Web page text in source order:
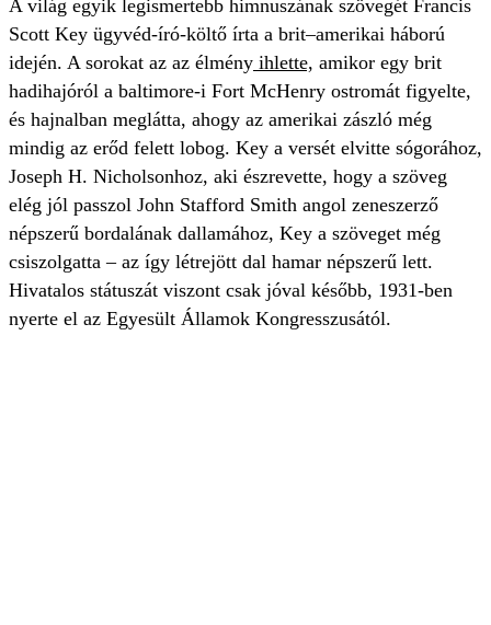
A világ egyik legismertebb himnuszának szövegét Francis
Scott Key ügyvéd-író-költő írta a brit–amerikai háború
idején. A sorokat az az élmény ihlette, amikor egy brit
hadihajóról a baltimore-i Fort McHenry ostromát figyelte,
és hajnalban meglátta, ahogy az amerikai zászló még
mindig az erőd felett lobog. Key a versét elvitte sógorához,
Joseph H. Nicholsonhoz, aki észrevette, hogy a szöveg
elég jól passzol John Stafford Smith angol zeneszerző
népszerű bordalának dallamához, Key a szöveget még
csiszolgatta – az így létrejött dal hamar népszerű lett.
Hivatalos státuszát viszont csak jóval később, 1931-ben
nyerte el az Egyesült Államok Kongresszusától.